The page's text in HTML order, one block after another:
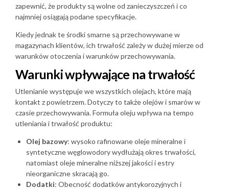
zapewnić, że produkty są wolne od zanieczyszczeń i co
najmniej osiągają podane specyfikacje.
Kiedy jednak te środki smarne są przechowywane w
magazynach klientów, ich trwałość zależy w dużej mierze od
warunków otoczenia i warunków przechowywania.
Warunki wpływające na trwałość
Utlenianie występuje we wszystkich olejach, które mają
kontakt z powietrzem. Dotyczy to także olejów i smarów w
czasie przechowywania. Formuła oleju wpływa na tempo
utleniania i trwałość produktu:
Olej bazowy: wysoko rafinowane oleje mineralne i
syntetyczne węglowodory wydłużają okres trwałości,
natomiast oleje mineralne niższej jakości i estry
nieorganiczne skracają go.
Dodatki: Obecność dodatków antykorozyjnych i